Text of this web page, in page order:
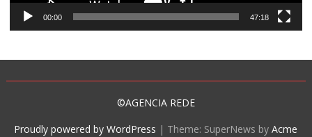
00:00 47:18
©AGENCIA REDE
Proudly powered by WordPress | Theme: SuperNews byAcme